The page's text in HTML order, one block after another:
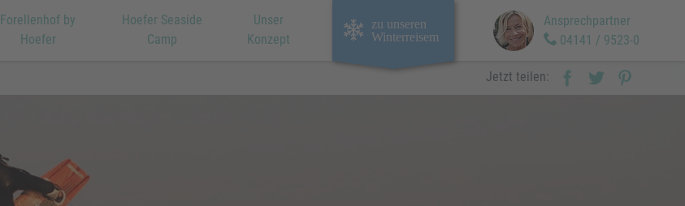
Forellenhof by
Hoefer
Hoefer Seaside
Camp
Unser
Konzept
zu unseren
Winterreisem
Ansprechpartner
04141 / 9523-0
Jetzt teilen: